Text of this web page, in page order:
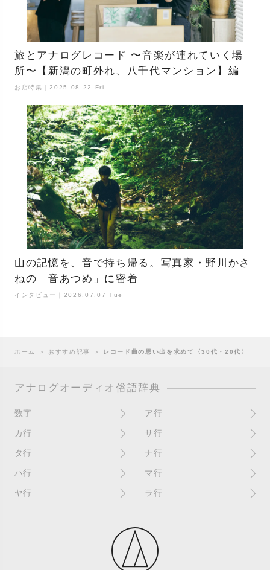
旅とアナログレコード 〜音楽が連れていく場
所〜【新潟の町外れ、八千代マンション】編
お店特集｜2025.08.22 Fri
山の記憶を、音で持ち帰る。写真家・野川かさ
ねの「音あつめ」に密着
インタビュー｜2026.07.07 Tue
ホーム ＞ おすすめ記事 ＞ レコード曲の思い出を求めて〈30代・20代〉
アナログオーディオ俗語辞典
数字
10インチ
4チャンネル
ア行
RPM(33,45)
赤盤
アセテート盤
EPアダプター
インシュレーター
インナースリーブ
ウォーターダメージ
カ行
書き込み
歌詞記載ジャケット
ガチャ盤
サ行
サイン
CDJ
シールド盤
シュリンク残存
白盤
針圧
タ行
ターンテーブル
ダイナフレックス
ナ行
2枚使い
ン）
ハ行
ハウリング
マ行
マスターテンポ
マトリックス番号
未開封
ミキサー
ヤ行 ラ行
リイシュー / 再発
リミックス
ループ